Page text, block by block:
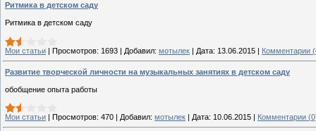
Ритмика в детском саду
Ритмика в детском саду
Мои статьи | Просмотров: 1693 | Добавил: мотылек | Дата: 13.06.2015 | Комментарии
Развитие творческой личности на музыкальных занятиях в детском саду
обобщение опыта работы
Мои статьи | Просмотров: 470 | Добавил: мотылек | Дата: 10.06.2015 | Комментарии